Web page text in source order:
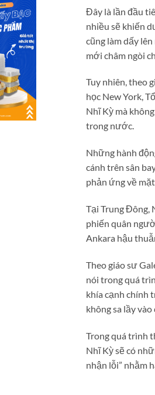
Đây là lần đầu
nhiều sẽ khiến
cũng làm dấy
mới châm ngòi
Tuy nhiên, theo
học New York,
Nhĩ Kỳ mà
trong nước.
Những hành
cánh trên sân
phản ứng về
Tại Trung Đông,
phiến quân
Ankara hậu
Theo giáo sư
nói trong quá
khía cạnh chính
không sa lầy
Trong quá trình
Nhĩ Kỳ sẽ có
nhận lỗi” nhằm